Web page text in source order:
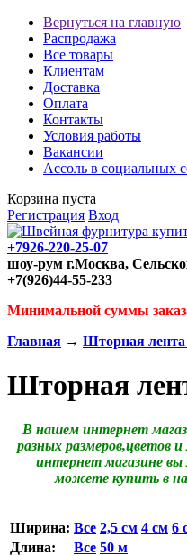
Вернуться на главную
Распродажа
Все товары
Клиентам
Доставка
Оплата
Контакты
Условия работы
Вакансии
Ассоль в социальных
Корзина пуста
Регистрация Вход
+7926-220-25-07
шоу-рум г.Москва,
+7(926)44-55-233
Минимальной суммы
Главная → Шторная лента
Шторная
В нашем интернет
разных
интернет магазине
можете купить в
Ширина: Все 2,5 см 4 см 6
Длина:
Все 50 м